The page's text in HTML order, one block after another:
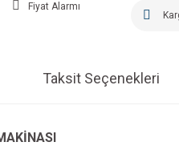
Fiyat Alarmı
Taksit Seçenekleri